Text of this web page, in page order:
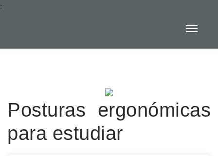
:
Posturas ergonómicas
para estudiar